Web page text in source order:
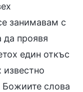
занимавам с
да проявя
един откъс
Божиите слова